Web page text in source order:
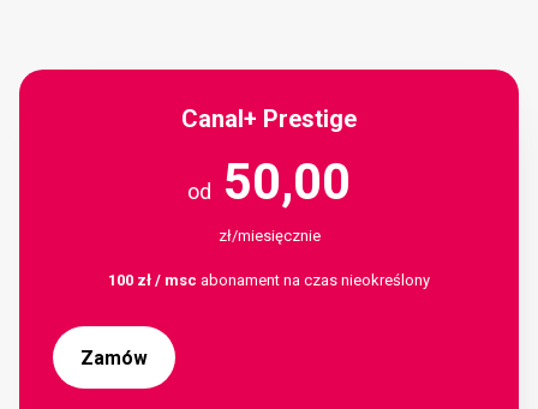
Canal+ Prestige
od 50,00
zł/miesięcznie
100 zł / msc abonament na czas nieokreślony
Zamów